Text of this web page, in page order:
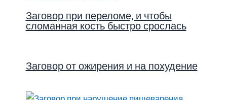
Заговор при переломе, и чтобы
сломанная кость быстро срослась
Заговор от ожирения и на похудение